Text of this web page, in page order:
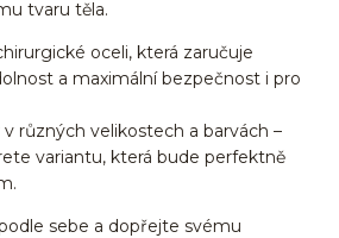
tvaru těla.
oceli, která zaručuje
a maximální bezpečnost i pro
různých velikostech a barvách –
variantu, která bude perfektně
sebe a dopřejte svému